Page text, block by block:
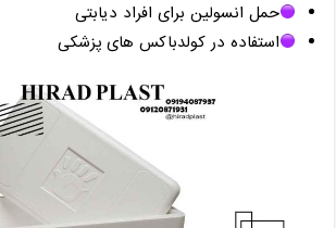
حمل انسولین برای افراد دیابتی
استفاده در کولدباکس‌ های پزشکی